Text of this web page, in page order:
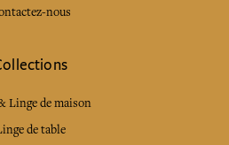
nous
Linge de maison
de table